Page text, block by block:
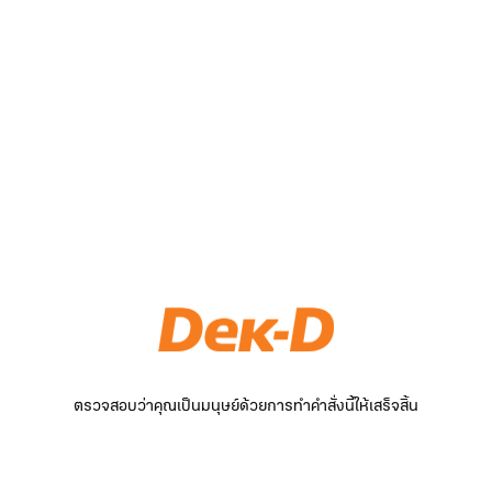
ตรวจสอบว่าคุณเป็นมนุษย์ด้วยการทำคำสั่งนี้ให้เสร็จสิ้น